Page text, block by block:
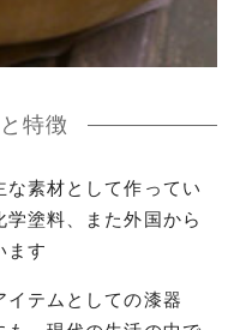
特徴
素材として作ってい
塗料、また外国から
ます
テムとしての漆器